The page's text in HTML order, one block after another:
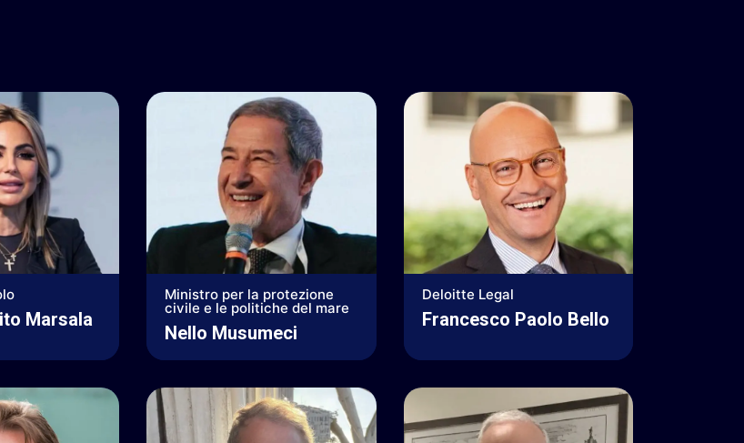
Marsala
Ministro per la protezione
civile e le politiche del mare
Nello Musumeci
Deloitte Legal
Francesco Paolo Bello